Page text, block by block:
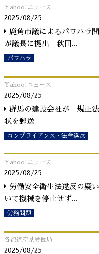
Yahoo!ニュース
2025/08/25
鹿角市議によるパワハラ
が議長に提出 秋田 ...
パワハラ
Yahoo!ニュース
2025/08/25
群馬の建設会社が「規正
状を郵送
コンプライアンス・法令違反
Yahoo!ニュース
2025/08/25
労働安全衛生法違反の疑
いて機械を停止せず...
労務問題
各都道府県労働局
2025/08/25